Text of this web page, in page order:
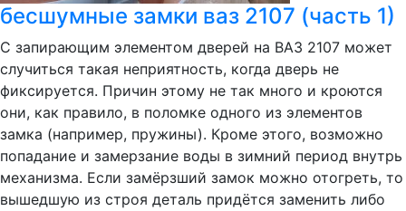
бесшумные замки ваз 2107 (часть 1)
С запирающим элементом дверей на ВАЗ 2107 может
случиться такая неприятность, когда дверь не
фиксируется. Причин этому не так много и кроются
они, как правило, в поломке одного из элементов
замка (например, пружины). Кроме этого, возможно
попадание и замерзание воды в зимний период внутрь
механизма. Если замёрзший замок можно отогреть, то
вышедшую из строя деталь придётся заменить либо